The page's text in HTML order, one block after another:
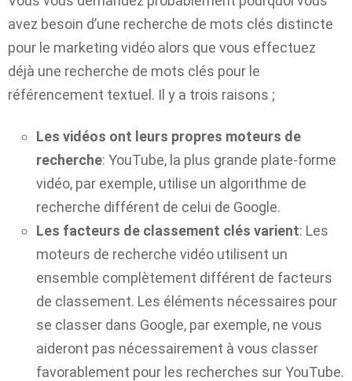
avez besoin d’une recherche de mots clés distincte
pour le marketing vidéo alors que vous effectuez
déjà une recherche de mots clés pour le
référencement textuel. Il y a trois raisons ;
Les vidéos ont leurs propres moteurs de
recherche: YouTube, la plus grande plate-forme
vidéo, par exemple, utilise un algorithme de
recherche différent de celui de Google.
Les facteurs de classement clés varient: Les
moteurs de recherche vidéo utilisent un
ensemble complètement différent de facteurs
de classement. Les éléments nécessaires pour
se classer dans Google, par exemple, ne vous
aideront pas nécessairement à vous classer
favorablement pour les recherches sur YouTube.